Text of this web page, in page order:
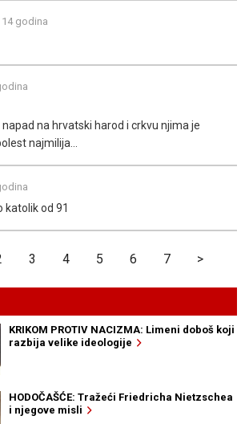
godina
na hrvatski harod i crkvu njima je
najmilija...
katolik od 91
3 4 5 6 7 >
KRIKOM PROTIV NACIZMA: Limeni doboš koji
razbija velike ideologije
HODOČAŠĆE: Tražeći Friedricha Nietzschea
i njegove misli